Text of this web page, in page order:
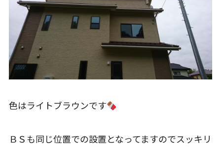
色はライトブラウンです
ＢＳも同じ位置での設置となってますのでスッキリ